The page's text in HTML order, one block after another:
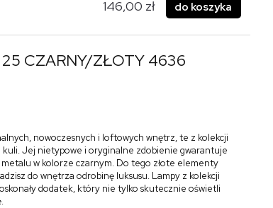
146,00 zł do koszyka
CZARNY/ZŁOTY 4636
nowoczesnych i loftowych wnętrz, te z kolekcji
kuli. Jej nietypowe i oryginalne zdobienie gwarantuje
w kolorze czarnym. Do tego złote elementy
do wnętrza odrobinę luksusu. Lampy z kolekcji
dodatek, który nie tylko skutecznie oświetli